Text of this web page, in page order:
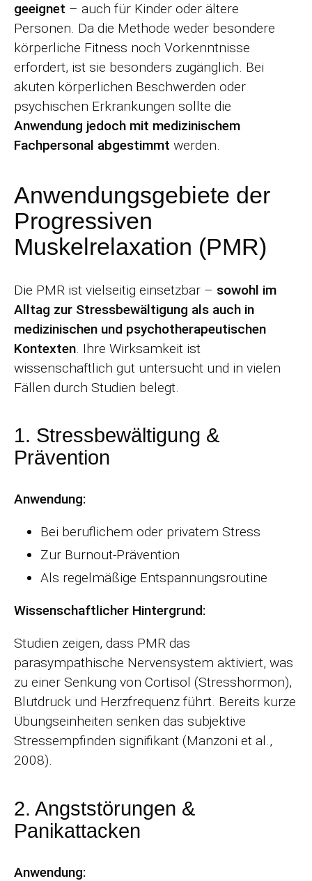
geeignet – auch für Kinder oder ältere
Personen. Da die Methode weder besondere
körperliche Fitness noch Vorkenntnisse
erfordert, ist sie besonders zugänglich. Bei
akuten körperlichen Beschwerden oder
psychischen Erkrankungen sollte die
Anwendung jedoch mit medizinischem
Fachpersonal abgestimmt werden.
Anwendungsgebiete der
Progressiven
Muskelrelaxation (PMR)
Die PMR ist vielseitig einsetzbar – sowohl im
Alltag zur Stressbewältigung als auch in
medizinischen und psychotherapeutischen
Kontexten. Ihre Wirksamkeit ist
wissenschaftlich gut untersucht und in vielen
Fällen durch Studien belegt.
1. Stressbewältigung &
Prävention
Anwendung:
Bei beruflichem oder privatem Stress
Zur Burnout-Prävention
Als regelmäßige Entspannungsroutine
Wissenschaftlicher Hintergrund:
Studien zeigen, dass PMR das
parasympathische Nervensystem aktiviert, was
zu einer Senkung von Cortisol (Stresshormon),
Blutdruck und Herzfrequenz führt. Bereits kurze
Übungseinheiten senken das subjektive
Stressempfinden signifikant (Manzoni et al.,
2008).
2. Angststörungen &
Panikattacken
Anwendung: